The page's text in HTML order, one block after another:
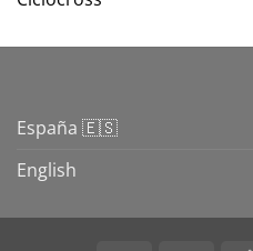
España 🇪🇸
English